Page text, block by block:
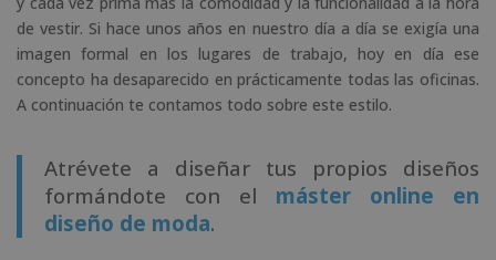
de vestir. Si hace unos años en nuestro día a día se exigía una
imagen formal en los lugares de trabajo, hoy en día ese
concepto ha desaparecido en prácticamente todas las oficinas.
A continuación te contamos todo sobre este estilo.
Atrévete a diseñar tus propios diseños
formándote con el máster online en
diseño de moda.